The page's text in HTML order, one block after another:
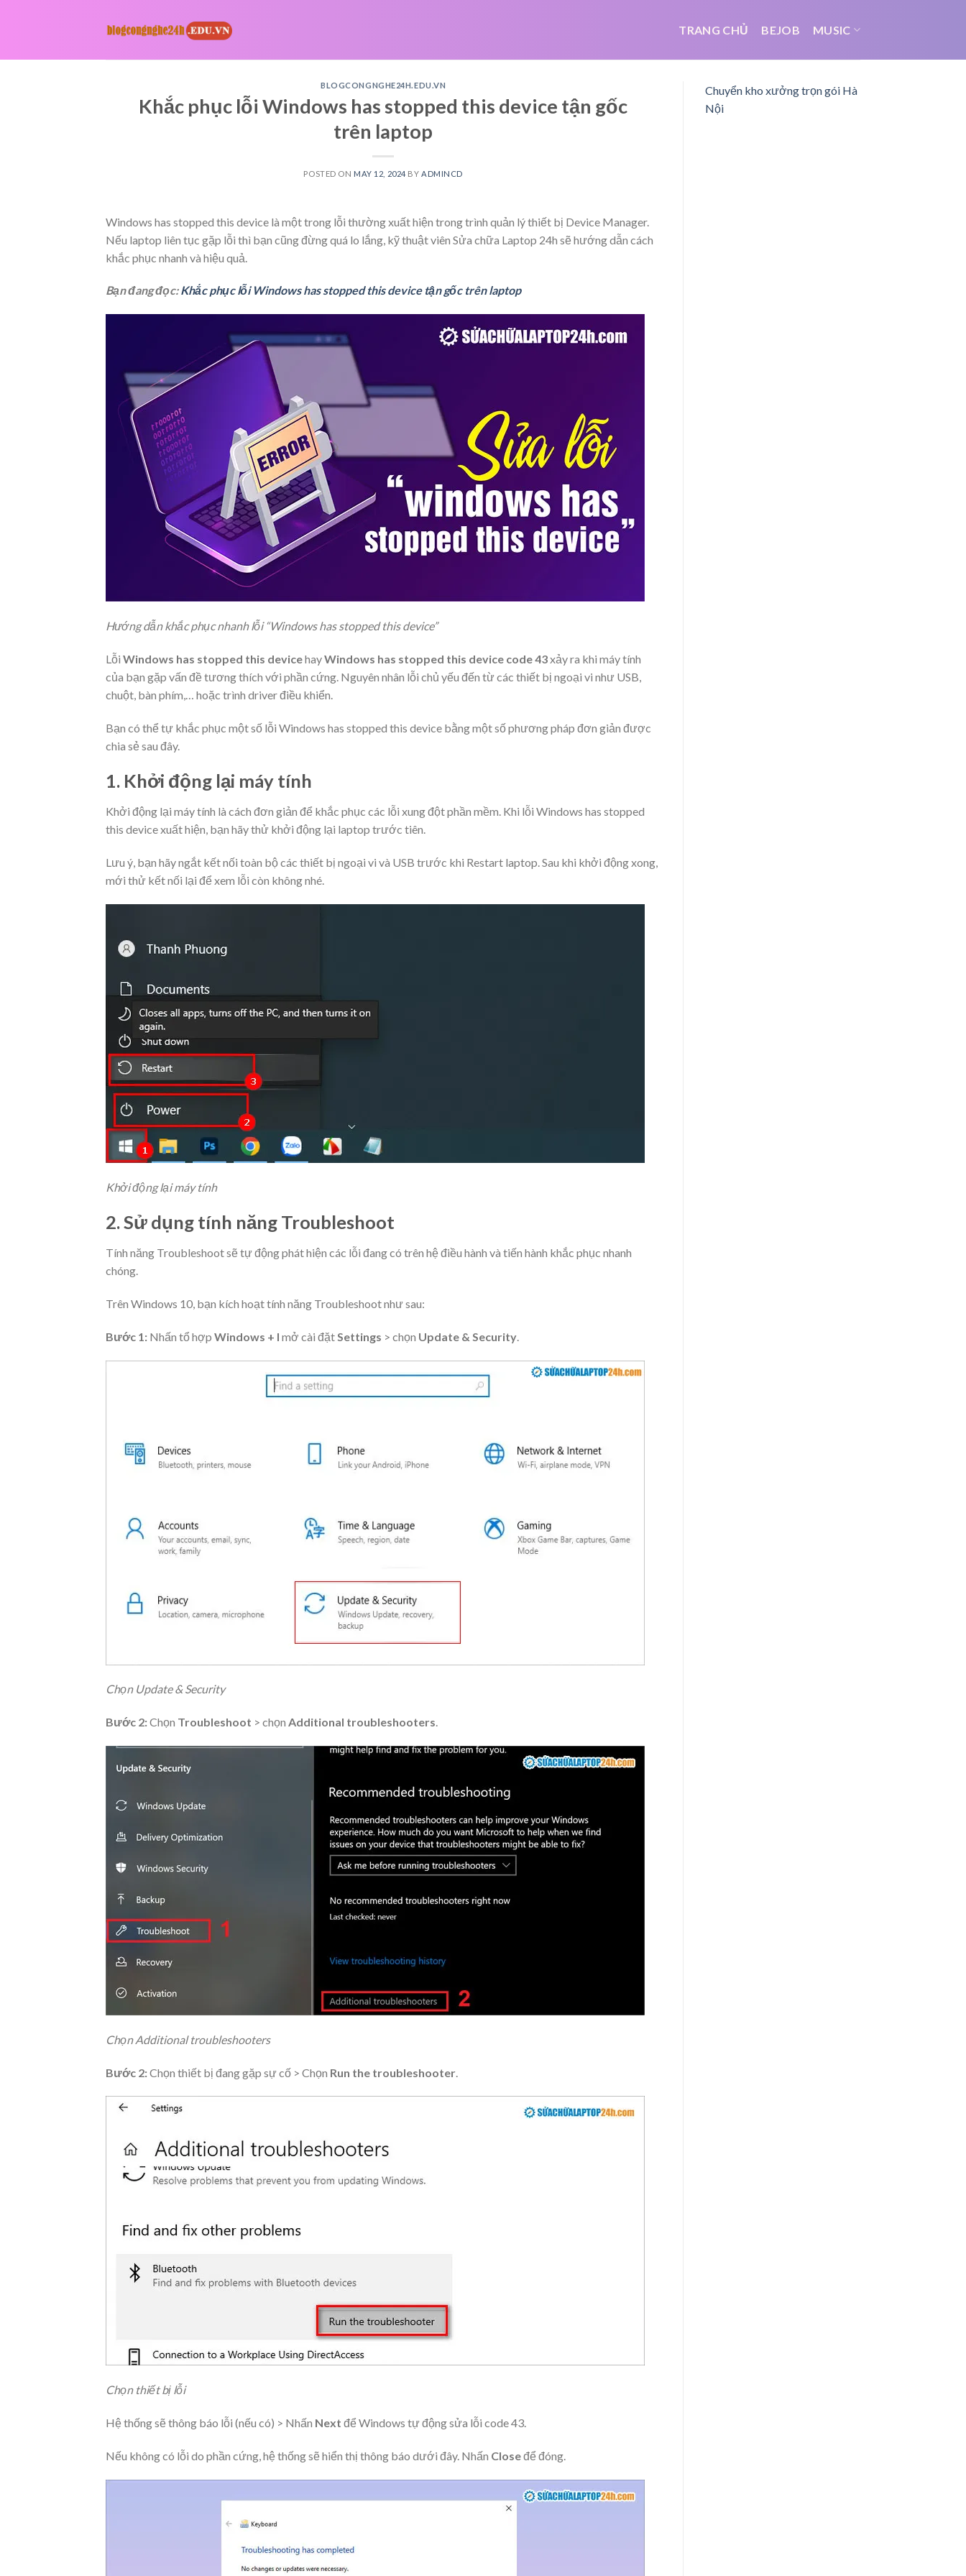
TRANG CHỦ BEJOB MUSIC
BLOGCONGNGHE24H.EDU.VN
Khắc phục lỗi Windows has stopped this device tận gốc
trên laptop
POSTED ON MAY 12, 2024 BY ADMINCD
Windows has stopped this device là một trong lỗi thường xuất hiện trong trình quản lý thiết bị Device Manager.
Nếu laptop liên tục gặp lỗi thì bạn cũng đừng quá lo lắng, kỹ thuật viên Sửa chữa Laptop 24h sẽ hướng dẫn cách
khắc phục nhanh và hiệu quả.
Bạn đang đọc:Khắc phục lỗi Windows has stopped this device tận gốc trên laptop
Hướng dẫn khắc phục nhanh lỗi “Windows has stopped this device”
Lỗi Windows has stopped this devicehayWindows has stopped this device code 43xảy ra khi máy tính
của bạn gặp vấn đề tương thích với phần cứng. Nguyên nhân lỗi chủ yếu đến từ các thiết bị ngoại vi như USB,
chuột, bàn phím,… hoặc trình driver điều khiển.
Bạn có thể tự khắc phục một số lỗi Windows has stopped this device bằng một số phương pháp đơn giản được
chia sẻ sau đây.
1. Khởi động lại máy tính
Khởi động lại máy tính là cách đơn giản để khắc phục các lỗi xung đột phần mềm. Khi lỗi Windows has stopped
this device xuất hiện, bạn hãy thử khởi động lại laptop trước tiên.
Lưu ý, bạn hãy ngắt kết nối toàn bộ các thiết bị ngoại vi và USB trước khi Restart laptop. Sau khi khởi động xong,
mới thử kết nối lại để xem lỗi còn không nhé.
Khởi động lại máy tính
2. Sử dụng tính năng Troubleshoot
Tính năng Troubleshoot sẽ tự động phát hiện các lỗi đang có trên hệ điều hành và tiến hành khắc phục nhanh
chóng.
Trên Windows 10, bạn kích hoạt tính năng Troubleshoot như sau:
Bước 1: Nhấn tổ hợp Windows + I mở cài đặt Settings > chọn Update & Security
Chọn Update & Security
Bước 2:Chọn Troubleshoot > chọn Additional troubleshooters.
Chọn Additional troubleshooters
Bước 2:Chọn thiết bị đang gặp sự cố > Chọn Run the troubleshooter
Chọn thiết bị lỗi
Hệ thống sẽ thông báo lỗi (nếu có) > Nhấn Next để Windows tự động sửa lỗi code 43.
Nếu không có lỗi do phần cứng, hệ thống sẽ hiển thị thông báo dưới đây. Nhấn Closeđể đóng.
Chuyển kho xưởng trọn gói Hà
Nội